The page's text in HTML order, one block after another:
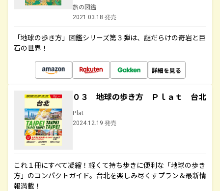
旅の図鑑
2021.03.18 発売
「地球の歩き方」図鑑シリーズ第３弾は、謎だらけの奇岩と巨
石の世界！
詳細を見る
０３ 地球の歩き方 Ｐｌａｔ 台北
Plat
2024.12.19 発売
これ１冊にすべて凝縮！軽くて持ち歩きに便利な「地球の歩き
方」のコンパクトガイド。台北を楽しみ尽くすプラン＆最新情
報満載！